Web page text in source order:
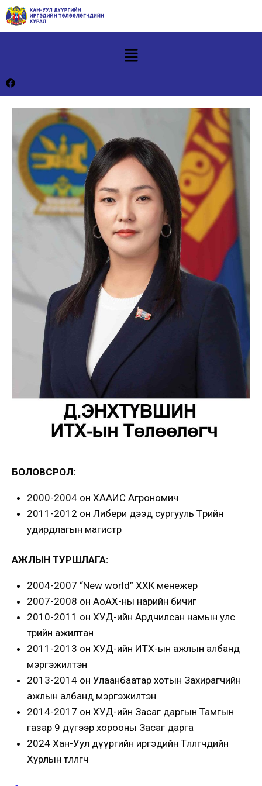
БОЛОВСРОЛ:
2000-2004 он ХААИС Агрономич
2011-2012 он Либери дээд сургууль Төрийн
удирдлагын магистр
АЖЛЫН ТУРШЛАГА:
2004-2007 “New world” ХХК менежер
2007-2008 он АоАХ-ны нарийн бичиг
2010-2011 он ХУД-ийн Ардчилсан намын улс
төрийн ажилтан
2011-2013 он ХУД-ийн ИТХ-ын ажлын албанд
мэргэжилтэн
2013-2014 он Улаанбаатар хотын Захирагчийн
ажлын албанд мэргэжилтэн
2014-2017 он ХУД-ийн Засаг даргын Тамгын
газар 9 дүгээр хорооны Засаг дарга
2024 Хан-Уул дүүргийн иргэдийн Төлөөлөгчдийн
Хурлын төлөөлөгч